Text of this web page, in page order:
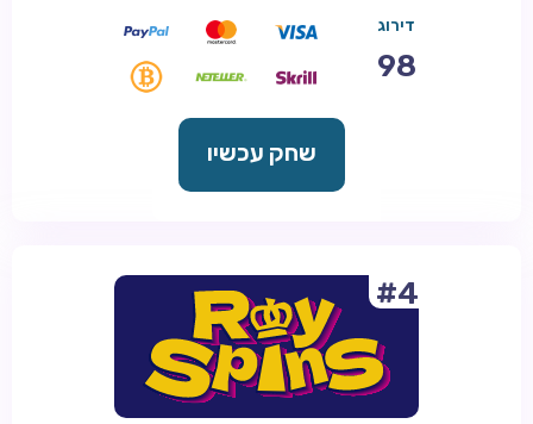
דירוג
98
שחק עכשיו
#4